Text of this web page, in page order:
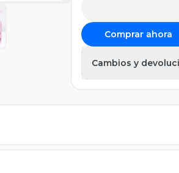
Comprar ahora
Cambios y